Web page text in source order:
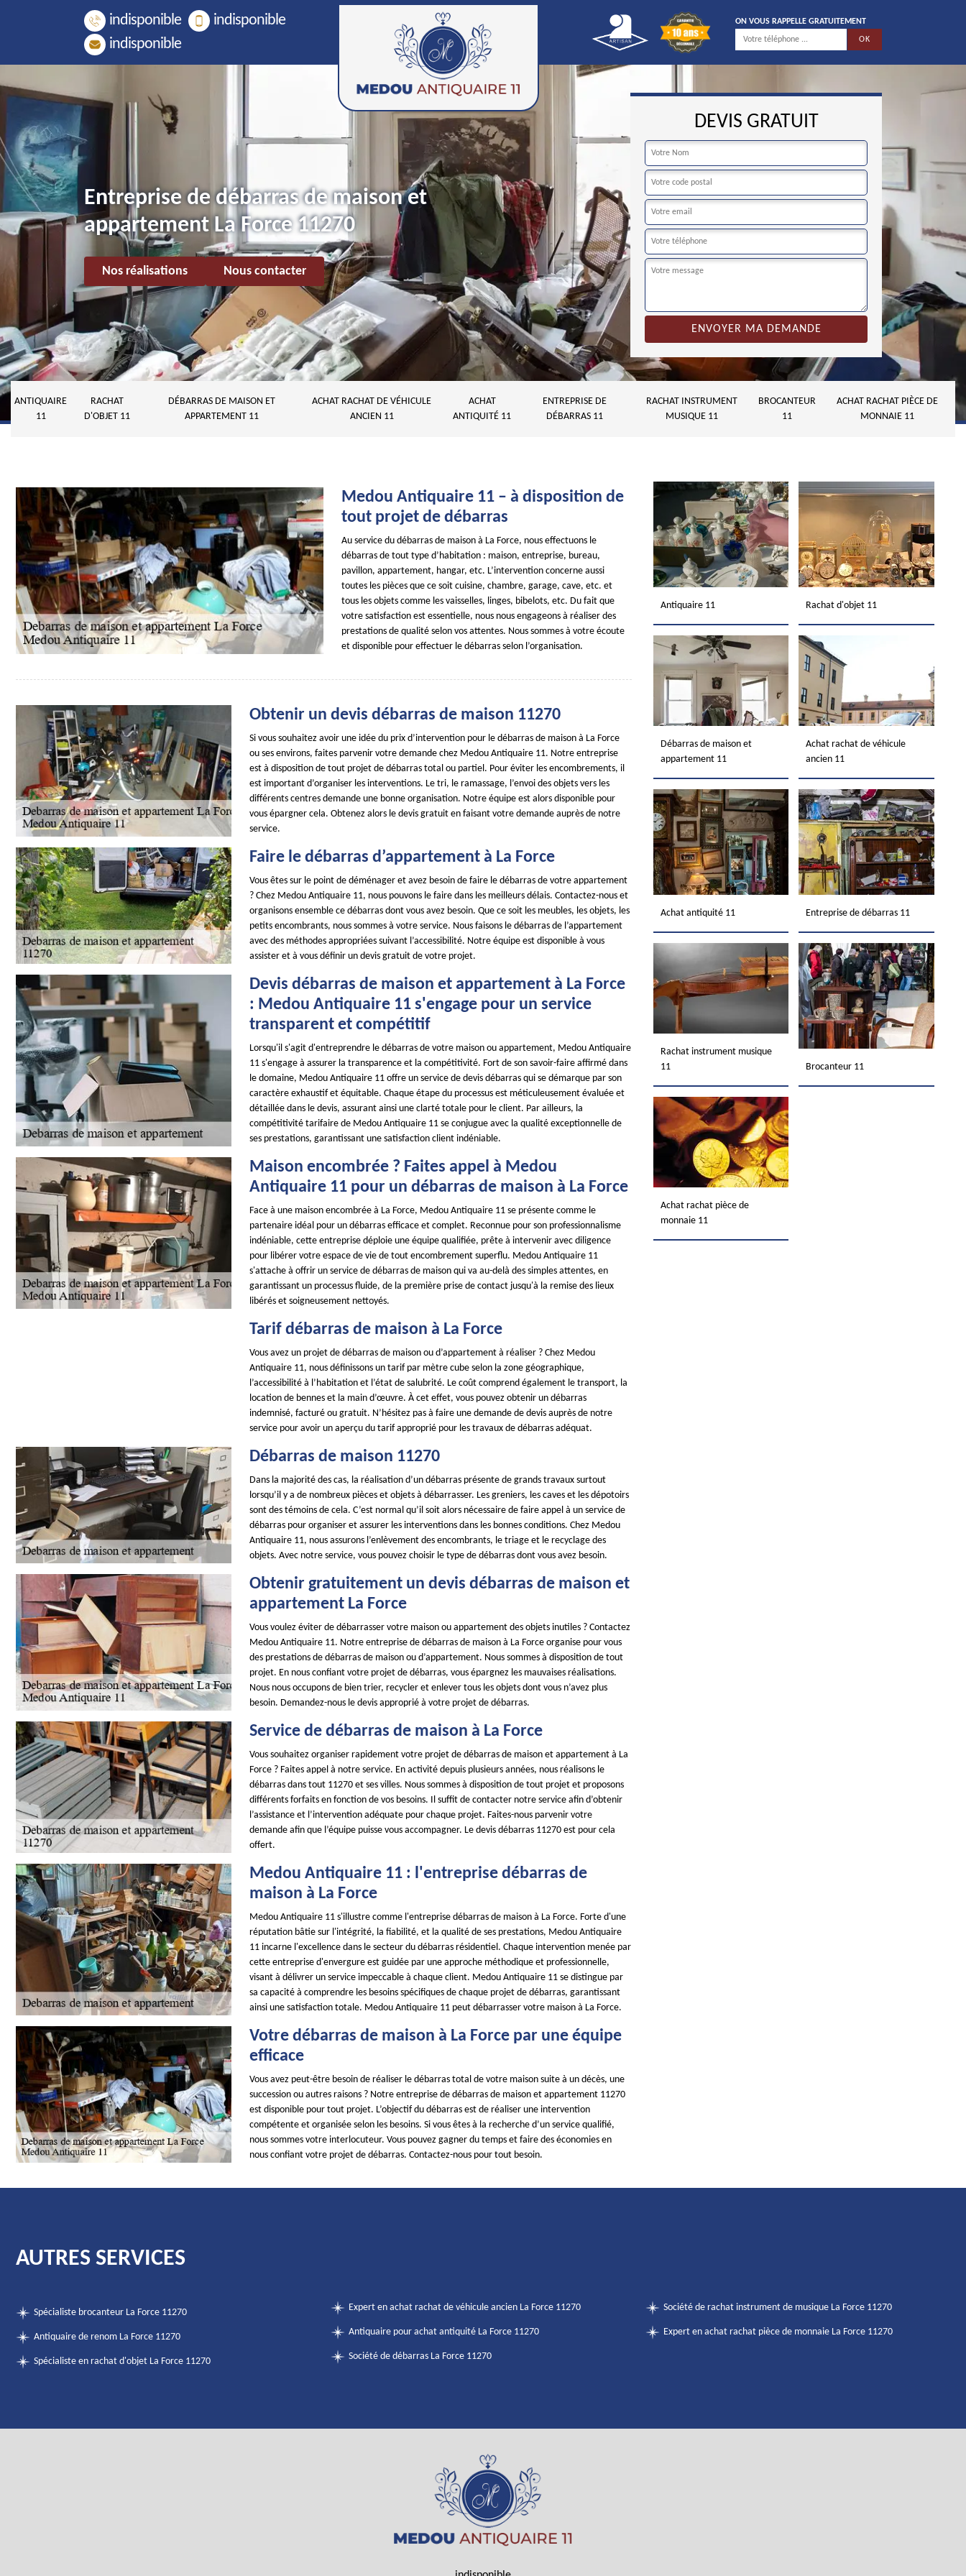
indisponible
indisponible
indisponible
ON VOUS RAPPELLE GRATUITEMENT
Entreprise de débarras de maison et
appartement La Force 11270
Nos réalisations Nous contacter
DEVIS GRATUIT
ANTIQUAIRE
11
RACHAT
D'OBJET 11
DÉBARRAS DE MAISON ET
APPARTEMENT 11
ACHAT RACHAT DE VÉHICULE
ANCIEN 11
ACHAT
ANTIQUITÉ 11
ENTREPRISE DE
DÉBARRAS 11
RACHAT INSTRUMENT
MUSIQUE 11
BROCANTEUR
11
ACHAT RACHAT PIÈCE DE
MONNAIE 11
Medou Antiquaire 11 – à disposition de
tout projet de débarras
Au service du débarras de maison à La Force, nous effectuons le
débarras de tout type d’habitation : maison, entreprise, bureau,
pavillon, appartement, hangar, etc. L’intervention concerne aussi
toutes les pièces que ce soit cuisine, chambre, garage, cave, etc. et
tous les objets comme les vaisselles, linges, bibelots, etc. Du fait que
votre satisfaction est essentielle, nous nous engageons à réaliser des
prestations de qualité selon vos attentes. Nous sommes à votre écoute
et disponible pour effectuer le débarras selon l’organisation.
Obtenir un devis débarras de maison 11270
Si vous souhaitez avoir une idée du prix d’intervention pour le débarras de maison à La Force
ou ses environs, faites parvenir votre demande chez Medou Antiquaire 11. Notre entreprise
est à disposition de tout projet de débarras total ou partiel. Pour éviter les encombrements, il
est important d’organiser les interventions. Le tri, le ramassage, l’envoi des objets vers les
différents centres demande une bonne organisation. Notre équipe est alors disponible pour
vous épargner cela. Obtenez alors le devis gratuit en faisant votre demande auprès de notre
service.
Faire le débarras d’appartement à La Force
Vous êtes sur le point de déménager et avez besoin de faire le débarras de votre appartement
? Chez Medou Antiquaire 11, nous pouvons le faire dans les meilleurs délais. Contactez-nous et
organisons ensemble ce débarras dont vous avez besoin. Que ce soit les meubles, les objets, les
petits encombrants, nous sommes à votre service. Nous faisons le débarras de l’appartement
avec des méthodes appropriées suivant l’accessibilité. Notre équipe est disponible à vous
assister et à vous définir un devis gratuit de votre projet.
Devis débarras de maison et appartement à La Force
: Medou Antiquaire 11 s'engage pour un service
transparent et compétitif
Lorsqu'il s'agit d'entreprendre le débarras de votre maison ou appartement, Medou Antiquaire
11 s'engage à assurer la transparence et la compétitivité. Fort de son savoir-faire affirmé dans
le domaine, Medou Antiquaire 11 offre un service de devis débarras qui se démarque par son
caractère exhaustif et équitable. Chaque étape du processus est méticuleusement évaluée et
détaillée dans le devis, assurant ainsi une clarté totale pour le client. Par ailleurs, la
compétitivité tarifaire de Medou Antiquaire 11 se conjugue avec la qualité exceptionnelle de
ses prestations, garantissant une satisfaction client indéniable.
Maison encombrée ? Faites appel à Medou
Antiquaire 11 pour un débarras de maison à La Force
Face à une maison encombrée à La Force, Medou Antiquaire 11 se présente comme le
partenaire idéal pour un débarras efficace et complet. Reconnue pour son professionnalisme
indéniable, cette entreprise déploie une équipe qualifiée, prête à intervenir avec diligence
pour libérer votre espace de vie de tout encombrement superflu. Medou Antiquaire 11
s'attache à offrir un service de débarras de maison qui va au-delà des simples attentes, en
garantissant un processus fluide, de la première prise de contact jusqu'à la remise des lieux
libérés et soigneusement nettoyés.
Tarif débarras de maison à La Force
Vous avez un projet de débarras de maison ou d’appartement à réaliser ? Chez Medou
Antiquaire 11, nous définissons un tarif par mètre cube selon la zone géographique,
l’accessibilité à l’habitation et l’état de salubrité. Le coût comprend également le transport, la
location de bennes et la main d’œuvre. À cet effet, vous pouvez obtenir un débarras
indemnisé, facturé ou gratuit. N’hésitez pas à faire une demande de devis auprès de notre
service pour avoir un aperçu du tarif approprié pour les travaux de débarras adéquat.
Débarras de maison 11270
Dans la majorité des cas, la réalisation d’un débarras présente de grands travaux surtout
lorsqu’il y a de nombreux pièces et objets à débarrasser. Les greniers, les caves et les dépotoirs
sont des témoins de cela. C’est normal qu’il soit alors nécessaire de faire appel à un service de
débarras pour organiser et assurer les interventions dans les bonnes conditions. Chez Medou
Antiquaire 11, nous assurons l’enlèvement des encombrants, le triage et le recyclage des
objets. Avec notre service, vous pouvez choisir le type de débarras dont vous avez besoin.
Obtenir gratuitement un devis débarras de maison et
appartement La Force
Vous voulez éviter de débarrasser votre maison ou appartement des objets inutiles ? Contactez
Medou Antiquaire 11. Notre entreprise de débarras de maison à La Force organise pour vous
des prestations de débarras de maison ou d’appartement. Nous sommes à disposition de tout
projet. En nous confiant votre projet de débarras, vous épargnez les mauvaises réalisations.
Nous nous occupons de bien trier, recycler et enlever tous les objets dont vous n’avez plus
besoin. Demandez-nous le devis approprié à votre projet de débarras.
Service de débarras de maison à La Force
Vous souhaitez organiser rapidement votre projet de débarras de maison et appartement à La
Force ? Faites appel à notre service. En activité depuis plusieurs années, nous réalisons le
débarras dans tout 11270 et ses villes. Nous sommes à disposition de tout projet et proposons
différents forfaits en fonction de vos besoins. Il suffit de contacter notre service afin d’obtenir
l’assistance et l’intervention adéquate pour chaque projet. Faites-nous parvenir votre
demande afin que l’équipe puisse vous accompagner. Le devis débarras 11270 est pour cela
offert.
Medou Antiquaire 11 : l'entreprise débarras de
maison à La Force
Medou Antiquaire 11 s'illustre comme l'entreprise débarras de maison à La Force. Forte d'une
réputation bâtie sur l'intégrité, la fiabilité, et la qualité de ses prestations, Medou Antiquaire
11 incarne l'excellence dans le secteur du débarras résidentiel. Chaque intervention menée par
cette entreprise d'envergure est guidée par une approche méthodique et professionnelle,
visant à délivrer un service impeccable à chaque client. Medou Antiquaire 11 se distingue par
sa capacité à comprendre les besoins spécifiques de chaque projet de débarras, garantissant
ainsi une satisfaction totale. Medou Antiquaire 11 peut débarrasser votre maison à La Force.
Votre débarras de maison à La Force par une équipe
efficace
Vous avez peut-être besoin de réaliser le débarras total de votre maison suite à un décès, une
succession ou autres raisons ? Notre entreprise de débarras de maison et appartement 11270
est disponible pour tout projet. L’objectif du débarras est de réaliser une intervention
compétente et organisée selon les besoins. Si vous êtes à la recherche d’un service qualifié,
nous sommes votre interlocuteur. Vous pouvez gagner du temps et faire des économies en
nous confiant votre projet de débarras. Contactez-nous pour tout besoin.
Antiquaire 11 Rachat d'objet 11
Débarras de maison et
appartement 11
Achat rachat de véhicule
ancien 11
Achat antiquité 11 Entreprise de débarras 11
Rachat instrument musique
11
Brocanteur 11
Achat rachat pièce de
monnaie 11
AUTRES SERVICES
Spécialiste brocanteur La Force 11270
Antiquaire de renom La Force 11270
Spécialiste en rachat d'objet La Force 11270
Expert en achat rachat de véhicule ancien La Force 11270
Antiquaire pour achat antiquité La Force 11270
Société de débarras La Force 11270
Société de rachat instrument de musique La Force 11270
Expert en achat rachat pièce de monnaie La Force 11270